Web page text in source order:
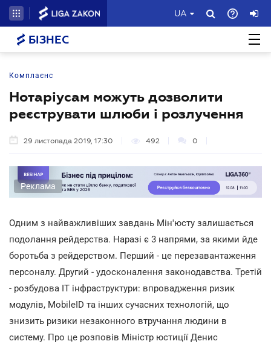
UA
БІЗНЕС
Комплаєнс
Нотаріусам можуть дозволити
реєструвати шлюби і розлучення
29 листопада 2019, 17:30 492 0
Реклама
Одним з найважливіших завдань Мін'юсту залишається
подолання рейдерства. Наразі є 3 напрями, за якими йде
боротьба з рейдерством. Перший - це перезавантаження
персоналу. Другий - удосконалення законодавства. Третій
- розбудова ІТ інфраструктури: впровадження ризик
модулів, MobileID та інших сучасних технологій, що
знизить ризики незаконного втручання людини в
систему. Про це розповів Міністр юстиції Денис